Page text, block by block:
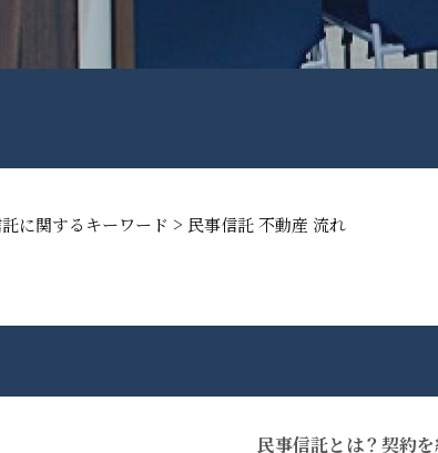
に関するキーワード > 民事信託 不動産 流れ
民事信託とは？契約